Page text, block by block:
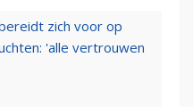
zich voor op
'alle vertrouwen